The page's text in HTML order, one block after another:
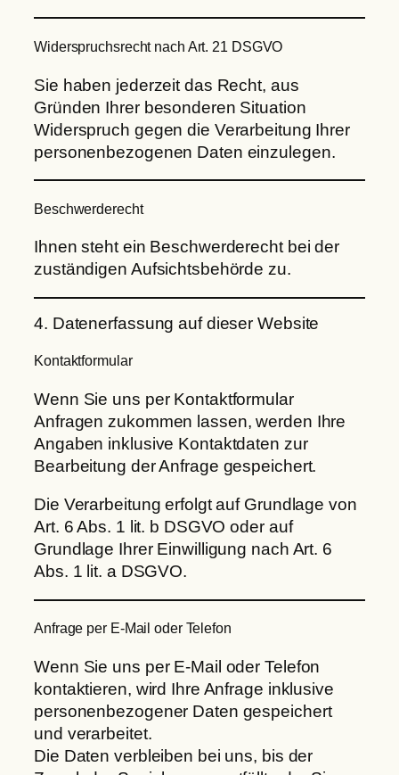
Widerspruchsrecht nach Art. 21 DSGVO
Sie haben jederzeit das Recht, aus
Gründen Ihrer besonderen Situation
Widerspruch gegen die Verarbeitung Ihrer
personenbezogenen Daten einzulegen.
Beschwerderecht
Ihnen steht ein Beschwerderecht bei der
zuständigen Aufsichtsbehörde zu.
4. Datenerfassung auf dieser Website
Kontaktformular
Wenn Sie uns per Kontaktformular
Anfragen zukommen lassen, werden Ihre
Angaben inklusive Kontaktdaten zur
Bearbeitung der Anfrage gespeichert.
Die Verarbeitung erfolgt auf Grundlage von
Art. 6 Abs. 1 lit. b DSGVO oder auf
Grundlage Ihrer Einwilligung nach Art. 6
Abs. 1 lit. a DSGVO.
Anfrage per E-Mail oder Telefon
Wenn Sie uns per E-Mail oder Telefon
kontaktieren, wird Ihre Anfrage inklusive
personenbezogener Daten gespeichert
und verarbeitet.
Die Daten verbleiben bei uns, bis der